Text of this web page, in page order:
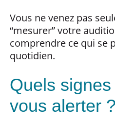
Vous ne venez pas
“mesurer” votre
comprendre ce qui se
quotidien.
Quels
vous alerter ?